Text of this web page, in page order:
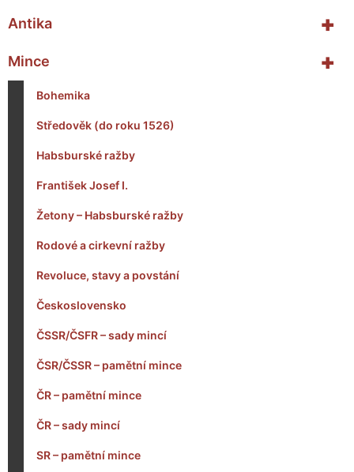
+
Antika
+
Mince
Bohemika
Středověk (do roku 1526)
Habsburské ražby
František Josef I.
Žetony – Habsburské ražby
Rodové a cirkevní ražby
Revoluce, stavy a povstání
Československo
ČSSR/ČSFR – sady mincí
ČSR/ČSSR – pamětní mince
ČR – pamětní mince
ČR – sady mincí
SR – pamětní mince